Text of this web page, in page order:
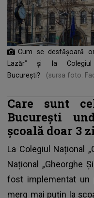
Cum se desfășoară
Lazăr” și la Colegiul
București?
(sursa foto:
Care sunt
București
școală doar 3
La Colegiul Național
Național „Gheorghe
fost implementat un
merg mai puțin la